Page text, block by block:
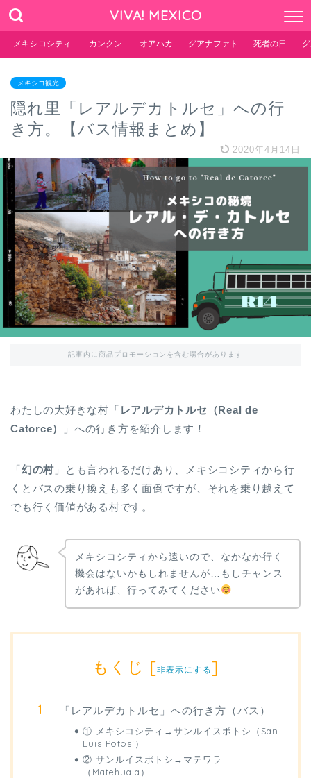
VIVA! MEXICO
メキシコシティ カンクン オアハカ グアナファト 死者の日
メキシコ観光
隠れ里「レアルデカトルセ」への行
き方。【バス情報まとめ】
2020年4月14日
記事内に商品プロモーションを含む場合があります
わたしの大好きな村「 レアルデカトルセ（Real de
Catorce）
」への行き方を紹介します！
「幻の村 」とも言われるだけあり、メキシコシティから行
くとバスの乗り換えも多く面倒ですが、それを乗り越えて
でも行く価値がある村です。
メキシコシティから遠いので、なかなか行く
機会はないかもしれませんが…もしチャンス
があれば、行ってみてください
もくじ [非表示にする]
「レアルデカトルセ」への行き方（バス）
① メキシコシティ→サンルイスポトシ（San
Luis Potosí）
② サンルイスポトシ→マテワラ
（Matehuala）